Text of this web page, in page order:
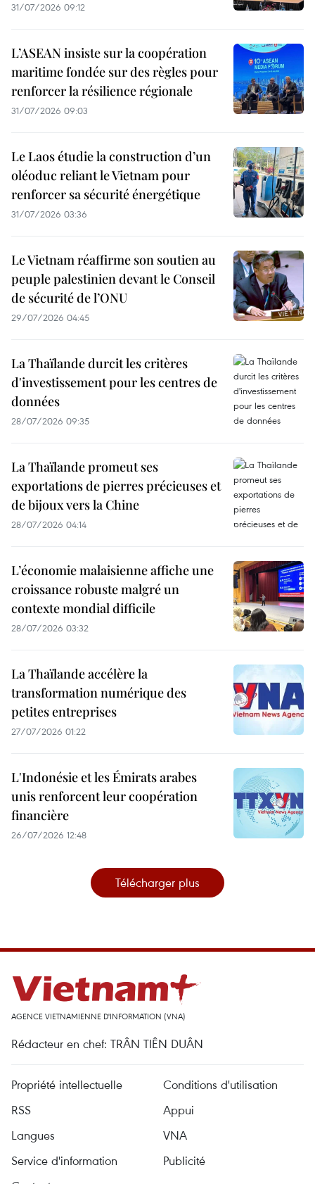
31/07/2026 09:12
L’ASEAN insiste sur la coopération
maritime fondée sur des règles pour
renforcer la résilience régionale
31/07/2026 09:03
Le Laos étudie la construction d’un
oléoduc reliant le Vietnam pour
renforcer sa sécurité énergétique
31/07/2026 03:36
Le Vietnam réaffirme son soutien au
peuple palestinien devant le Conseil
de sécurité de l’ONU
29/07/2026 04:45
La Thaïlande durcit les critères
d'investissement pour les centres de
données
28/07/2026 09:35
La Thaïlande promeut ses
exportations de pierres précieuses et
de bijoux vers la Chine
28/07/2026 04:14
L’économie malaisienne affiche une
croissance robuste malgré un
contexte mondial difficile
28/07/2026 03:32
La Thaïlande accélère la
transformation numérique des
petites entreprises
27/07/2026 01:22
L'Indonésie et les Émirats arabes
unis renforcent leur coopération
financière
26/07/2026 12:48
Télécharger plus
AGENCE VIETNAMIENNE D'INFORMATION (VNA)
Rédacteur en chef: TRÂN TIÊN DUÂN
Propriété intellectuelle
Conditions d'utilisation
RSS
Appui
Langues
VNA
Service d'information
Publicité